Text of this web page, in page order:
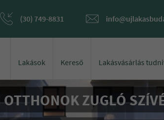
(30) 749-8831
Lakások Kereső Lakásvásárlás